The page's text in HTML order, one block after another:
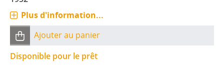
Plus d'information...
Ajouter au panier
Disponible pour le prêt